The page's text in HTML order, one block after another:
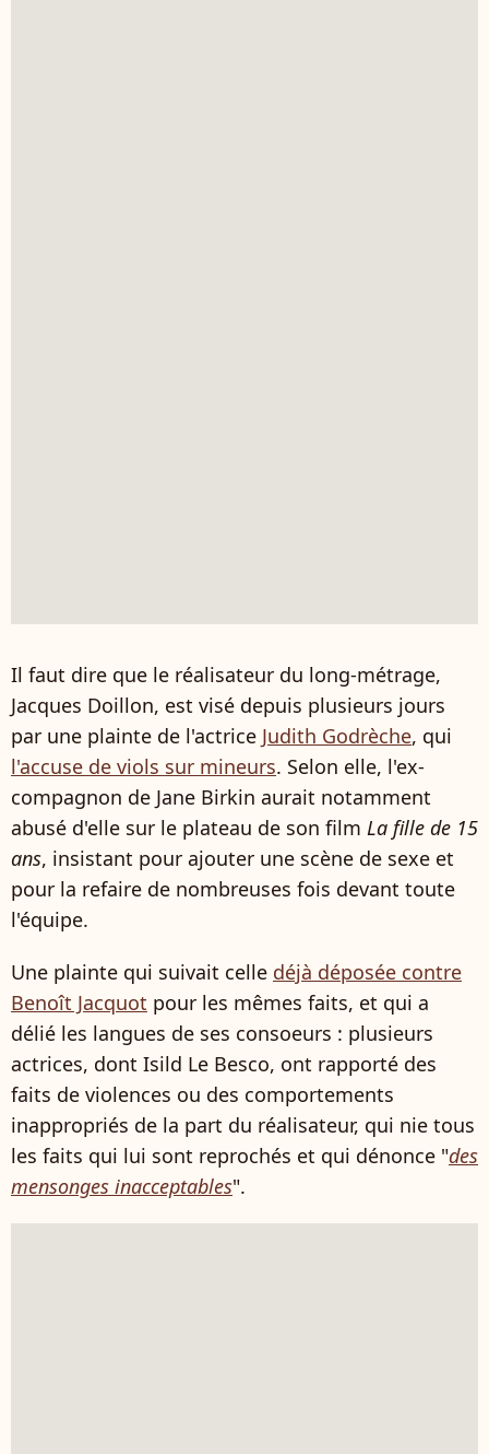
Il faut dire que le réalisateur du long-métrage,
Jacques Doillon, est visé depuis plusieurs jours
par une plainte de l'actrice Judith Godrèche, qui
l'accuse de viols sur mineurs. Selon elle, l'ex-
compagnon de Jane Birkin aurait notamment
abusé d'elle sur le plateau de son film La fille de 15
ans, insistant pour ajouter une scène de sexe et
pour la refaire de nombreuses fois devant toute
l'équipe.
Une plainte qui suivait celle déjà déposée contre
Benoît Jacquot pour les mêmes faits, et qui a
délié les langues de ses consoeurs : plusieurs
actrices, dont Isild Le Besco, ont rapporté des
faits de violences ou des comportements
inappropriés de la part du réalisateur, qui nie tous
les faits qui lui sont reprochés et qui dénonce "des
mensonges inacceptables".